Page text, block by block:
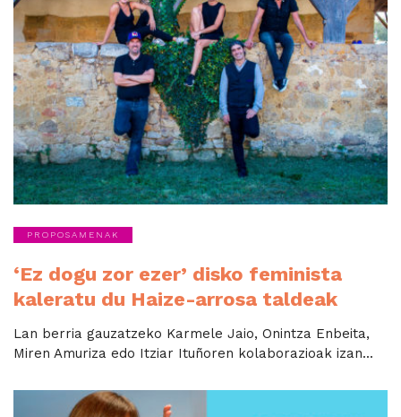
PROPOSAMENAK
‘Ez dogu zor ezer’ disko feminista
kaleratu du Haize-arrosa taldeak
Lan berria gauzatzeko Karmele Jaio, Onintza Enbeita,
Miren Amuriza edo Itziar Ituñoren kolaborazioak izan...